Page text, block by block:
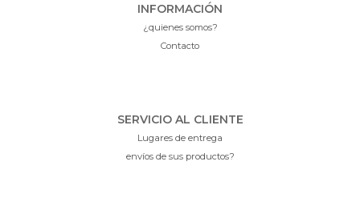
INFORMACIÓN
¿quienes somos?
Contacto
SERVICIO AL CLIENTE
Lugares de entrega
envíos de sus productos?